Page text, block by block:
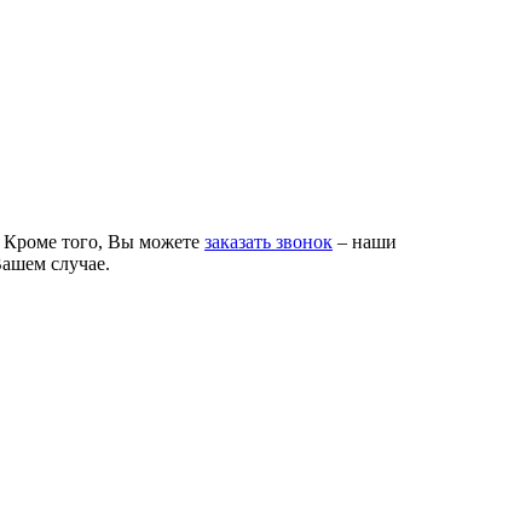
Кроме того, Вы можете заказать звонок – наши
случае.